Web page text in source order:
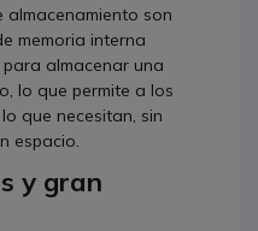
son
memoria interna
almacenar una
lo que permite a los
que necesitan, sin
espacio.
y gran